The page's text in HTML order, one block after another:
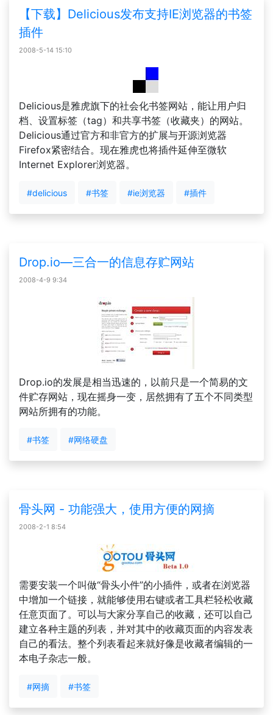
【下载】Delicious发布支持IE浏览器的书签
插件
2008-5-14 15:10
Delicious是雅虎旗下的社会化书签网站，能让用户归
档、设置标签（tag）和共享书签（收藏夹）的网站。
Delicious通过官方和非官方的扩展与开源浏览器
Firefox紧密结合。现在雅虎也将插件延伸至微软
Internet Explorer浏览器。
#delicious #书签 #ie浏览器 #插件
Drop.io—三合一的信息存贮网站
2008-4-9 9:34
Drop.io的发展是相当迅速的，以前只是一个简易的文
件贮存网站，现在摇身一变，居然拥有了五个不同类型
网站所拥有的功能。
#书签 #网络硬盘
骨头网 - 功能强大，使用方便的网摘
2008-2-1 8:54
需要安装一个叫做“骨头小件”的小插件，或者在浏览器
中增加一个链接，就能够使用右键或者工具栏轻松收藏
任意页面了。可以与大家分享自己的收藏，还可以自己
建立各种主题的列表，并对其中的收藏页面的内容发表
自己的看法。整个列表看起来就好像是收藏者编辑的一
本电子杂志一般。
#网摘 #书签